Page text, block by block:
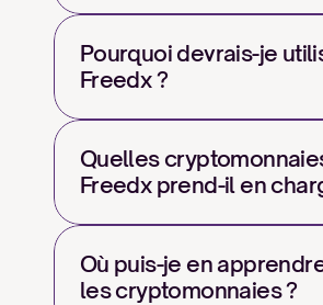
Pourquoi devrais-je
Freedx ?
Quelles
Freedx prend-il en
Où puis-je en
les cryptomonnaies ?